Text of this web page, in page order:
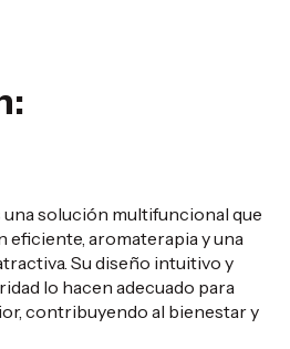
una solución multifuncional que
aromaterapia y una
Su diseño intuitivo y
lo hacen adecuado para
contribuyendo al bienestar y